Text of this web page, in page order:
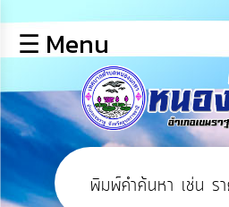
หลัก
ข้อมูล
พื้น
ฐาน
บุคลากร
☰ Menu